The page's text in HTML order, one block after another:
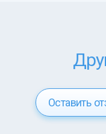
Оставить